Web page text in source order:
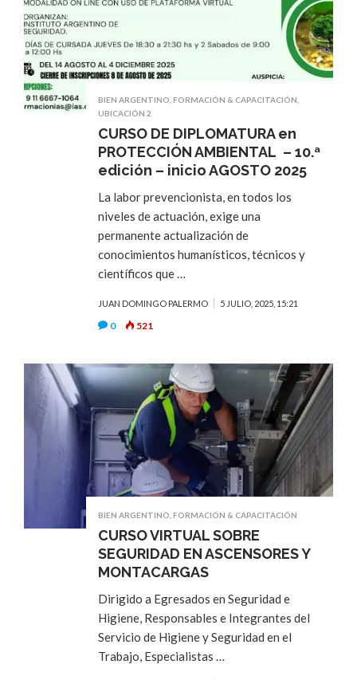
BIEN ARGENTINO FORMACIÓN & CAPACITACIÓN
UBICACIÓN 2
CURSO DE DIPLOMATURA en
PROTECCIÓN AMBIENTAL – 10.ª
edición – inicio AGOSTO 2025
La labor prevencionista, en todos los
niveles de actuación, exige una
permanente actualización de
conocimientos humanísticos, técnicos y
científicos que …
JUAN DOMINGO PALERMO 5 JULIO, 2025, 15:21
0 521
BIEN ARGENTINO FORMACIÓN & CAPACITACIÓN
CURSO VIRTUAL SOBRE
SEGURIDAD EN ASCENSORES Y
MONTACARGAS
Dirigido a Egresados en Seguridad e
Higiene, Responsables e Integrantes del
Servicio de Higiene y Seguridad en el
Trabajo, Especialistas …